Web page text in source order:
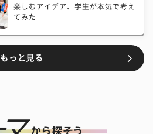
楽しむアイデア、学生が本気で考え
てみた
もっと見る